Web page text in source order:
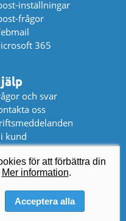
inställningar
frågor
365
och svar
oss
kund
AS ·Om oss·
för att förbättra din
Mer information.
Acceptera alla